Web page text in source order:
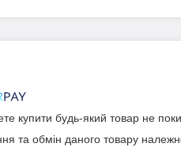
купити будь-який товар не
та обмін даного товару